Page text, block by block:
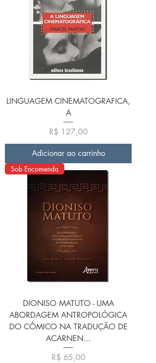
LINGUAGEM CINEMATOGRAFICA,
A
Preço
R$ 127,00
Adicionar ao carrinho
Sob Encomenda
DIONISO MATUTO - UMA
ABORDAGEM ANTROPOLÓGICA
DO CÔMICO NA TRADUÇÃO DE
ACARNEN...
Preço
R$ 65,00